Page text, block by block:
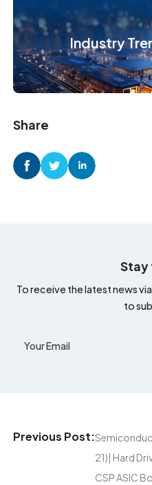
Industry
Share
Stay
To receive the latest news
to
Previous Post:
21)| Hard
CSP ASIC